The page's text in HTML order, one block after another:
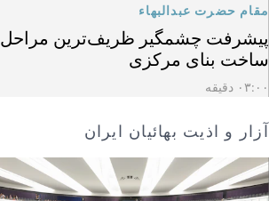
مقام حضرت عبدالبهاء
پیشرفت چشمگیر ظریف‌ترین مراحل
ساخت بنای مرکزی
۰۳:۰۰ دقیقه
آزار و اذیت بهائیان ایران